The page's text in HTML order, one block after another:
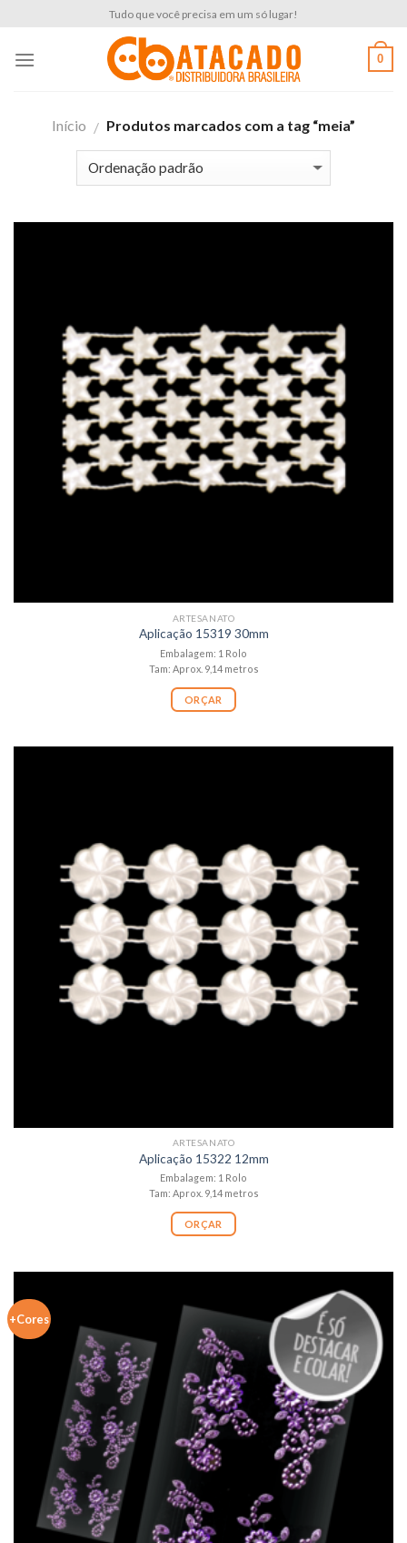
content
Tudo que você precisa em um só lugar!
0
Início / Produtos marcados com a tag “meia”
ARTESANATO
Aplicação 15319 30mm
Embalagem: 1 Rolo
Tam: Aprox. 9,14 metros
ORÇAR
ARTESANATO
Aplicação 15322 12mm
Embalagem: 1 Rolo
Tam: Aprox. 9,14 metros
ORÇAR
+Cores